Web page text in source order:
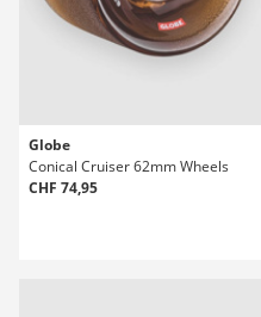
Globe
Conical Cruiser 62mm Wheels
CHF 74,95